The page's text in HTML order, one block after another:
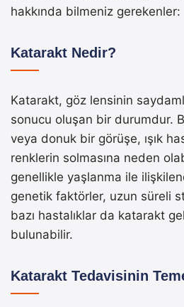
hakkında bilmeniz gerekenler:
Katarakt Nedir?
Katarakt, göz lensinin
sonucu oluşan bir durumdur.
veya donuk bir görüşe, ışık
renklerin solmasına neden
genellikle yaşlanma ile
genetik faktörler, uzun süreli
bazı hastalıklar da katarakt
bulunabilir.
Katarakt Tedavisinin